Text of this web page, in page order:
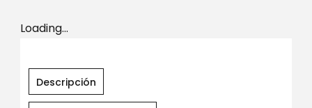
Loading...
Descripción